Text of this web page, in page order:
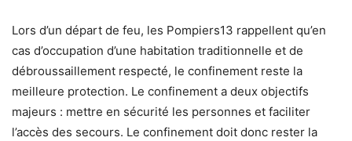
Lors d’un départ de feu, les Pompiers13 rappellent qu’en
cas d’occupation d’une habitation traditionnelle et de
débroussaillement respecté, le confinement reste la
meilleure protection. Le confinement a deux objectifs
majeurs : mettre en sécurité les personnes et faciliter
l’accès des secours. Le confinement doit donc rester la